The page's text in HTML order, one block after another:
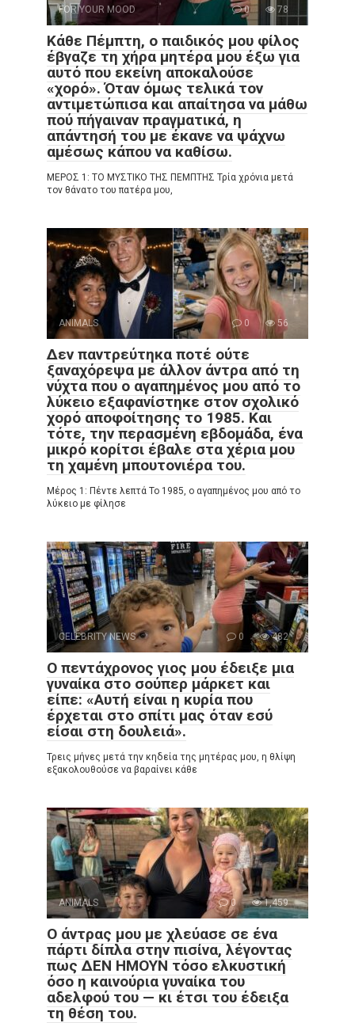
FOR YOUR MOOD 0 78
Κάθε Πέμπτη, ο παιδικός μου φίλος
έβγαζε τη χήρα μητέρα μου έξω για
αυτό που εκείνη αποκαλούσε
«χορό». Όταν όμως τελικά τον
αντιμετώπισα και απαίτησα να μάθω
πού πήγαιναν πραγματικά, η
απάντησή του με έκανε να ψάχνω
αμέσως κάπου να καθίσω.
ΜΕΡΟΣ 1: ΤΟ ΜΥΣΤΙΚΟ ΤΗΣ ΠΕΜΠΤΗΣ Τρία χρόνια μετά
τον θάνατο του πατέρα μου,
ANIMALS 0 56
Δεν παντρεύτηκα ποτέ ούτε
ξαναχόρεψα με άλλον άντρα από τη
νύχτα που ο αγαπημένος μου από το
λύκειο εξαφανίστηκε στον σχολικό
χορό αποφοίτησης το 1985. Και
τότε, την περασμένη εβδομάδα, ένα
μικρό κορίτσι έβαλε στα χέρια μου
τη χαμένη μπουτονιέρα του.
Μέρος 1: Πέντε λεπτά Το 1985, ο αγαπημένος μου από το
λύκειο με φίλησε
CELEBRITY NEWS 0 482
Ο πεντάχρονος γιος μου έδειξε μια
γυναίκα στο σούπερ μάρκετ και
είπε: «Αυτή είναι η κυρία που
έρχεται στο σπίτι μας όταν εσύ
είσαι στη δουλειά».
Τρεις μήνες μετά την κηδεία της μητέρας μου, η θλίψη
εξακολουθούσε να βαραίνει κάθε
ANIMALS 0 1,459
Ο άντρας μου με χλεύασε σε ένα
πάρτι δίπλα στην πισίνα, λέγοντας
πως ΔΕΝ ΗΜΟΥΝ τόσο ελκυστική
όσο η καινούρια γυναίκα του
αδελφού του — κι έτσι του έδειξα
τη θέση του.